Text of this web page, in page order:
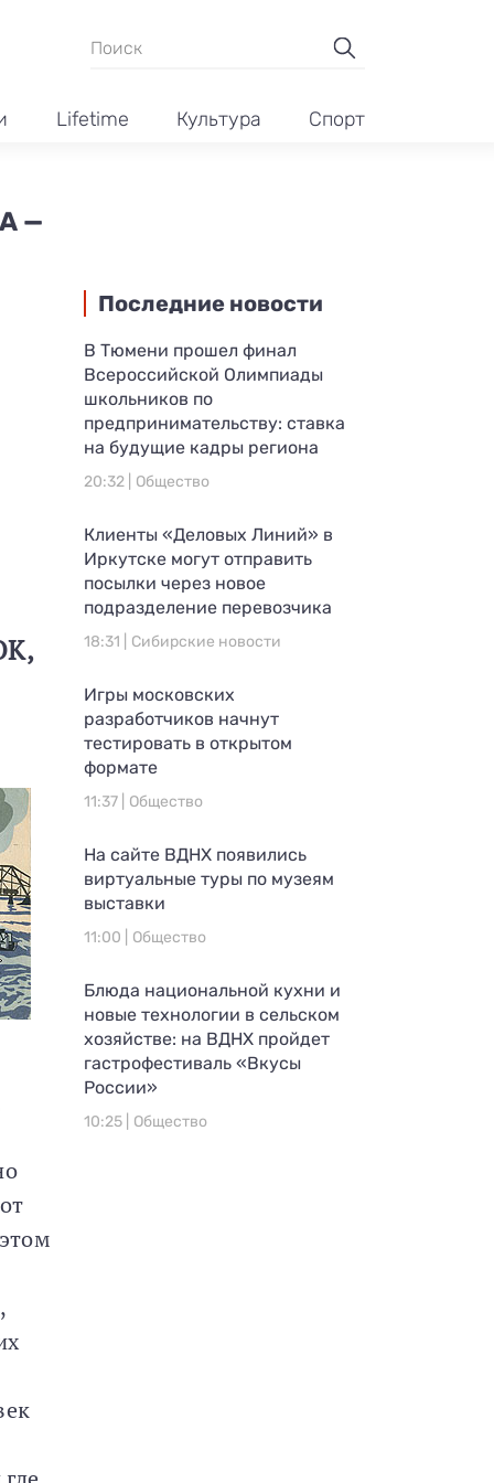
Lifetime Культура Спорт
—
Последние новости
В Тюмени прошел финал
Всероссийской Олимпиады
школьников по
предпринимательству: ставка
на будущие кадры региона
20:32 | Общество
Клиенты «Деловых Линий» в
Иркутске могут отправить
посылки через новое
подразделение перевозчика
18:31 | Сибирские новости
Игры московских
разработчиков начнут
тестировать в открытом
формате
11:37 | Общество
На сайте ВДНХ появились
виртуальные туры по музеям
выставки
11:00 | Общество
Блюда национальной кухни и
новые технологии в сельском
хозяйстве: на ВДНХ пройдет
гастрофестиваль «Вкусы
России»
10:25 | Общество